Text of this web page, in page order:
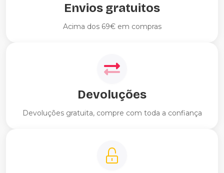
Envios gratuitos
Acima dos 69€ em compras
Devoluções
Devoluções gratuita, compre com toda a confiança